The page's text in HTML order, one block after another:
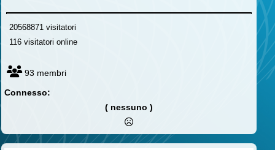
20568871 visitatori
116 visitatori online
93 membri
Connesso:
( nessuno )